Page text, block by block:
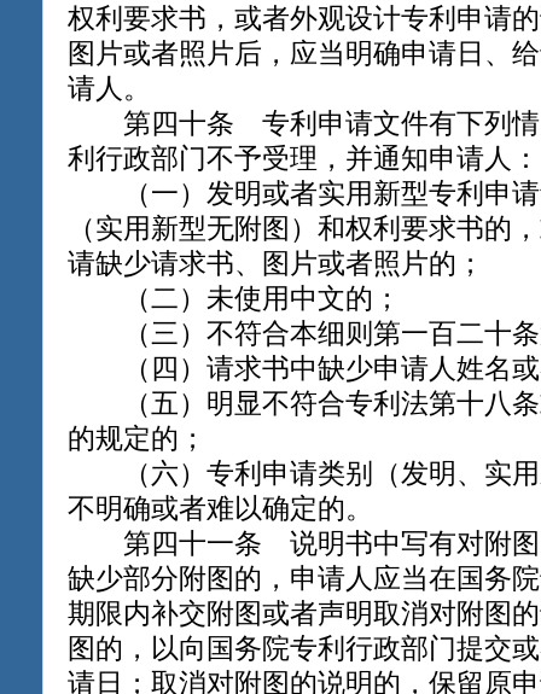
权利要求书，或者外观设计专利申请
图片或者照片后，应当明确申请日、
请人。
第四十条 专利申请文件有下列情
利行政部门不予受理，并通知申请人：
（一）发明或者实用新型专利申请
（实用新型无附图）和权利要求书的
请缺少请求书、图片或者照片的；
（二）未使用中文的；
（三）不符合本细则第一百二十条
（四）请求书中缺少申请人姓名或
（五）明显不符合专利法第十八条
的规定的；
（六）专利申请类别（发明、实用
不明确或者难以确定的。
第四十一条 说明书中写有对附图
缺少部分附图的，申请人应当在国务
期限内补交附图或者声明取消对附图
图的，以向国务院专利行政部门提交
请日；取消对附图的说明的，保留原